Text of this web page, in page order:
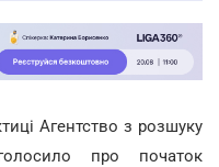
Агентство з розшуку
про початок